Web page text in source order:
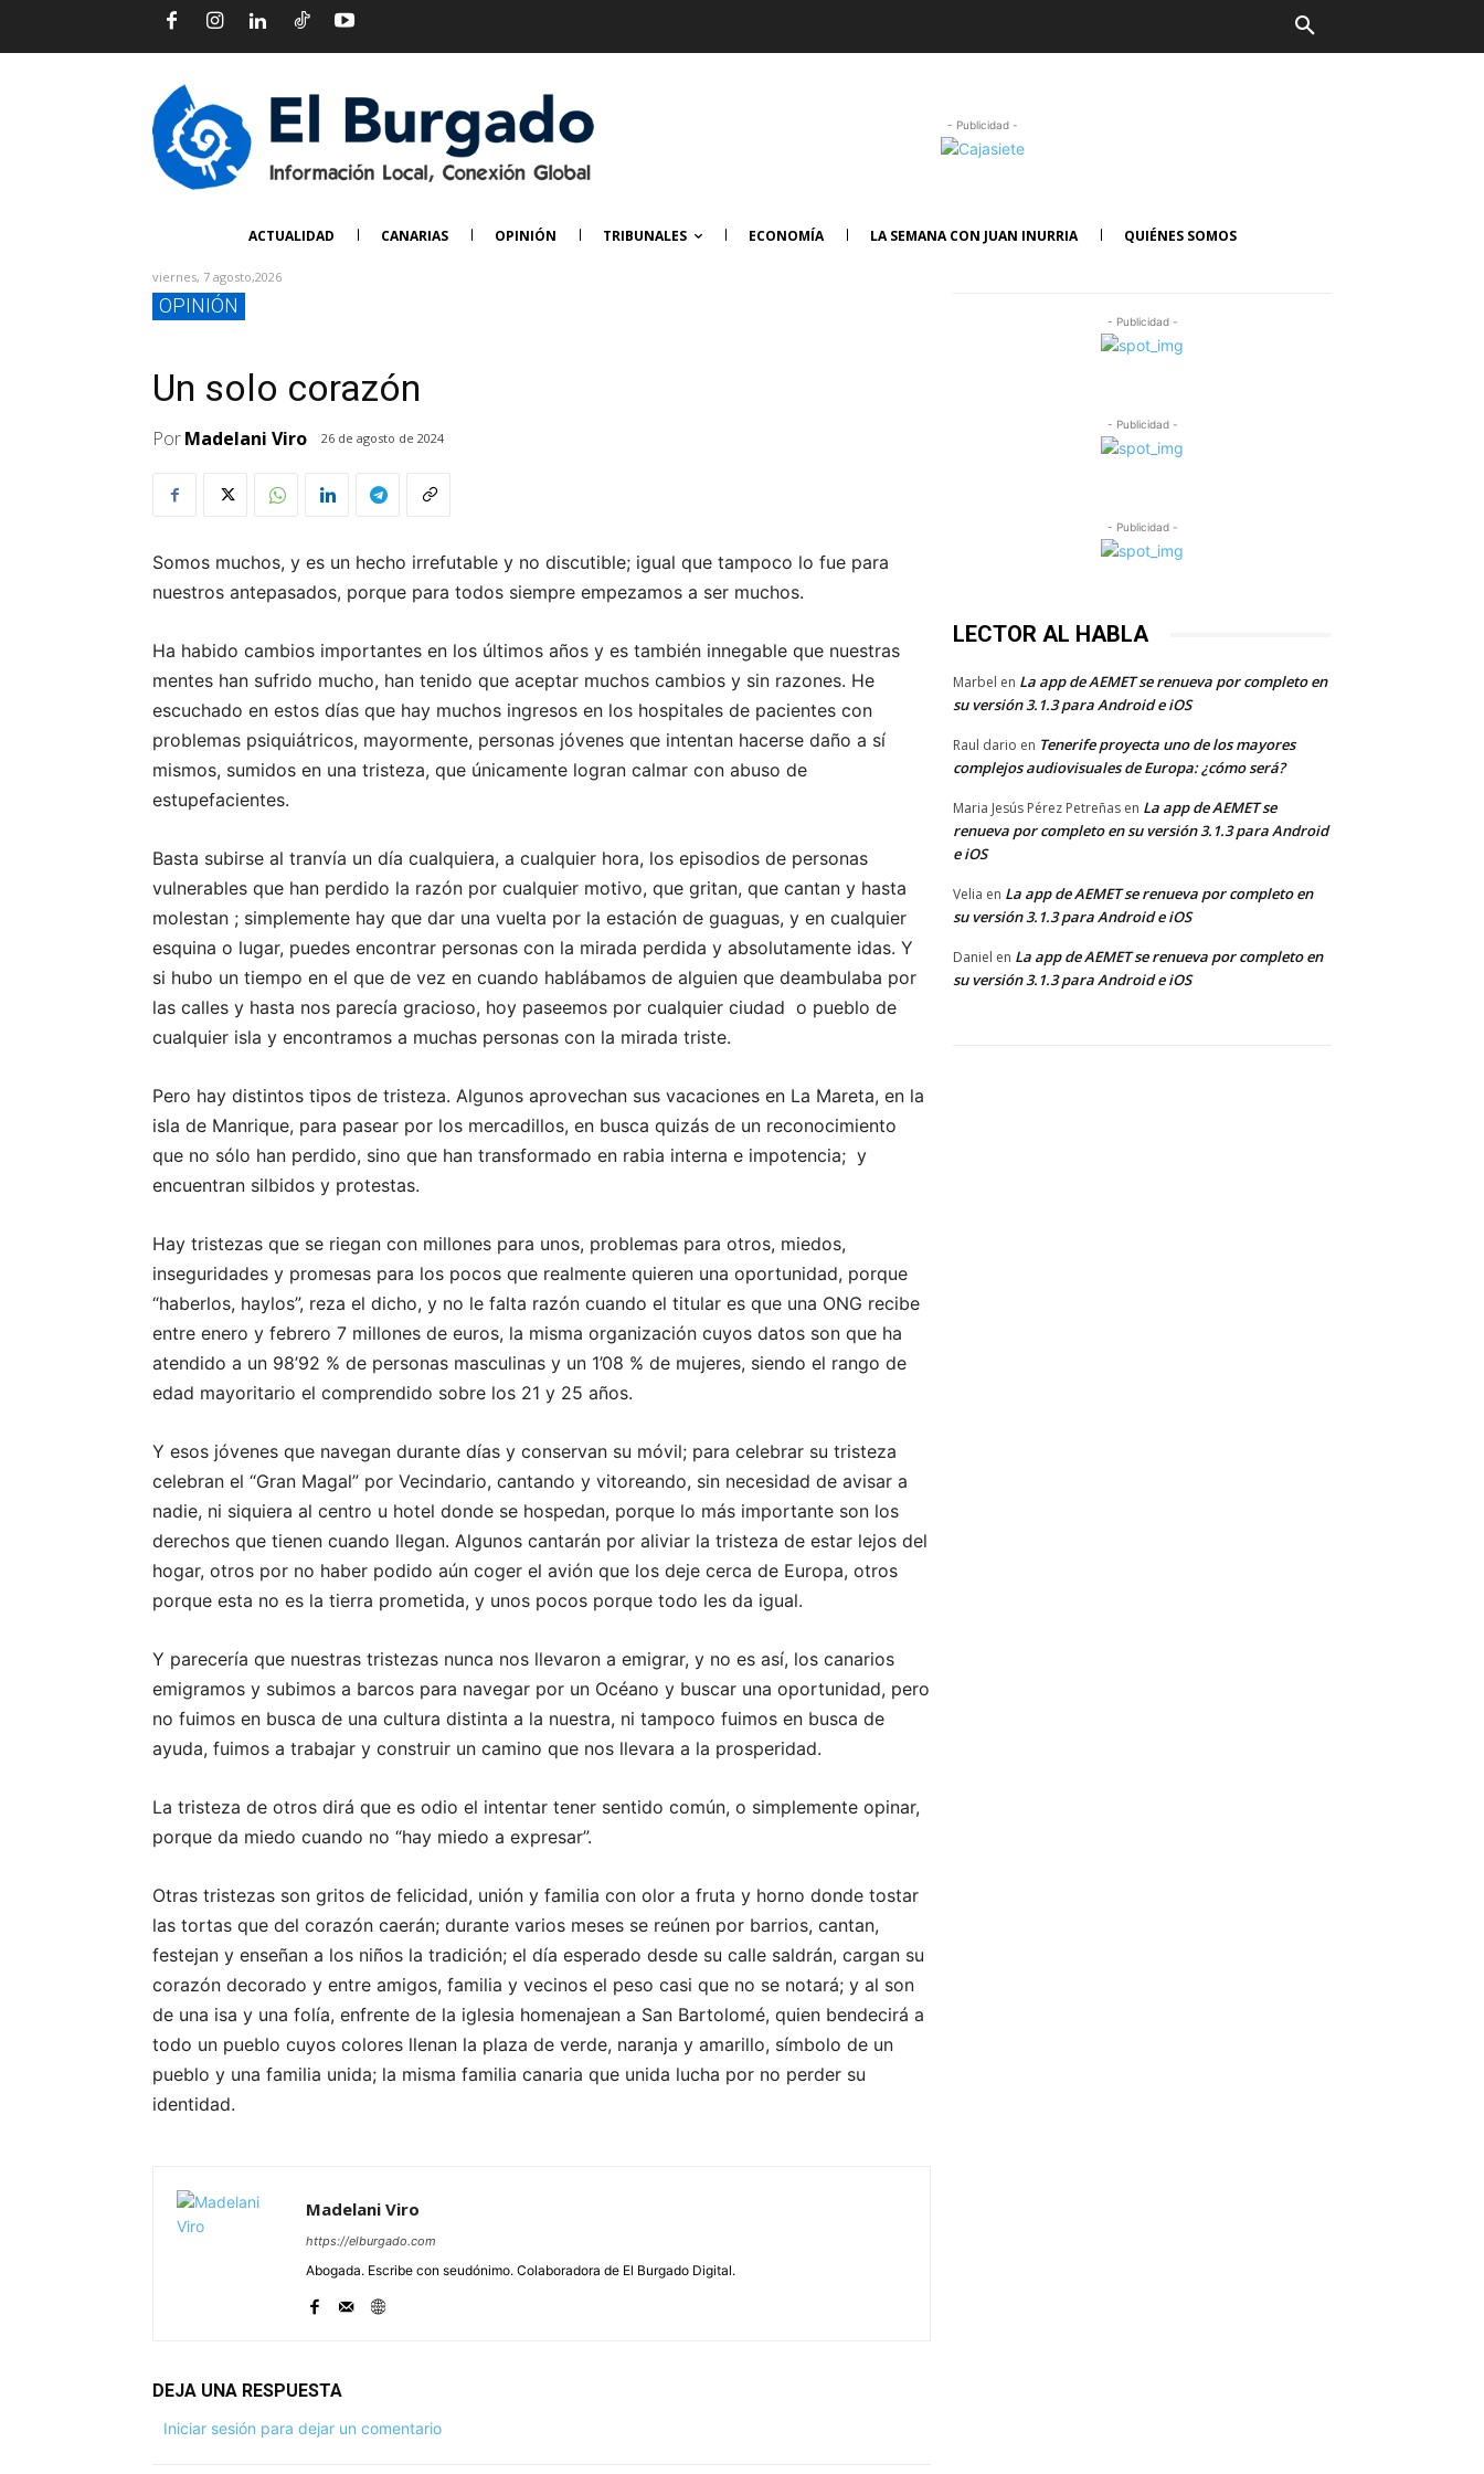
- Publicidad -
ACTUALIDAD CANARIAS OPINIÓN TRIBUNALES ECONOMÍA LA SEMANA CON JUAN INURRIA QUIÉNES SOMOS
viernes, 7 agosto,2026
OPINIÓN
Un solo corazón
PorMadelani Viro 26 de agosto de 2024
Somos muchos, y es un hecho irrefutable y no discutible; igual que tampoco lo fue para
nuestros antepasados, porque para todos siempre empezamos a ser muchos.
Ha habido cambios importantes en los últimos años y es también innegable que nuestras
mentes han sufrido mucho, han tenido que aceptar muchos cambios y sin razones. He
escuchado en estos días que hay muchos ingresos en los hospitales de pacientes con
problemas psiquiátricos, mayormente, personas jóvenes que intentan hacerse daño a sí
mismos, sumidos en una tristeza, que únicamente logran calmar con abuso de
estupefacientes.
Basta subirse al tranvía un día cualquiera, a cualquier hora, los episodios de personas
vulnerables que han perdido la razón por cualquier motivo, que gritan, que cantan y hasta
molestan ; simplemente hay que dar una vuelta por la estación de guaguas, y en cualquier
esquina o lugar, puedes encontrar personas con la mirada perdida y absolutamente idas. Y
si hubo un tiempo en el que de vez en cuando hablábamos de alguien que deambulaba por
las calles y hasta nos parecía gracioso, hoy paseemos por cualquier ciudad o pueblo de
cualquier isla y encontramos a muchas personas con la mirada triste.
Pero hay distintos tipos de tristeza. Algunos aprovechan sus vacaciones en La Mareta, en la
isla de Manrique, para pasear por los mercadillos, en busca quizás de un reconocimiento
que no sólo han perdido, sino que han transformado en rabia interna e impotencia; y
encuentran silbidos y protestas.
Hay tristezas que se riegan con millones para unos, problemas para otros, miedos,
inseguridades y promesas para los pocos que realmente quieren una oportunidad, porque
“haberlos, haylos”, reza el dicho, y no le falta razón cuando el titular es que una ONG recibe
entre enero y febrero 7 millones de euros, la misma organización cuyos datos son que ha
atendido a un 98’92 % de personas masculinas y un 1’08 % de mujeres, siendo el rango de
edad mayoritario el comprendido sobre los 21 y 25 años.
Y esos jóvenes que navegan durante días y conservan su móvil; para celebrar su tristeza
celebran el “Gran Magal” por Vecindario, cantando y vitoreando, sin necesidad de avisar a
nadie, ni siquiera al centro u hotel donde se hospedan, porque lo más importante son los
derechos que tienen cuando llegan. Algunos cantarán por aliviar la tristeza de estar lejos del
hogar, otros por no haber podido aún coger el avión que los deje cerca de Europa, otros
porque esta no es la tierra prometida, y unos pocos porque todo les da igual.
Y parecería que nuestras tristezas nunca nos llevaron a emigrar, y no es así, los canarios
emigramos y subimos a barcos para navegar por un Océano y buscar una oportunidad, pero
no fuimos en busca de una cultura distinta a la nuestra, ni tampoco fuimos en busca de
ayuda, fuimos a trabajar y construir un camino que nos llevara a la prosperidad.
La tristeza de otros dirá que es odio el intentar tener sentido común, o simplemente opinar,
porque da miedo cuando no “hay miedo a expresar”.
Otras tristezas son gritos de felicidad, unión y familia con olor a fruta y horno donde tostar
las tortas que del corazón caerán; durante varios meses se reúnen por barrios, cantan,
festejan y enseñan a los niños la tradición; el día esperado desde su calle saldrán, cargan su
corazón decorado y entre amigos, familia y vecinos el peso casi que no se notará; y al son
de una isa y una folía, enfrente de la iglesia homenajean a San Bartolomé, quien bendecirá a
todo un pueblo cuyos colores llenan la plaza de verde, naranja y amarillo, símbolo de un
pueblo y una familia unida; la misma familia canaria que unida lucha por no perder su
identidad.
Madelani Viro
https://elburgado.com
Abogada. Escribe con seudónimo. Colaboradora de El Burgado Digital.
DEJA UNA RESPUESTA
Iniciar sesión para dejar un comentario
- Publicidad -
- Publicidad -
- Publicidad -
LECTOR AL HABLA
Marbel en La app de AEMET se renueva por completo en
su versión 3.1.3 para Android e iOS
Raul dario en Tenerife proyecta uno de los mayores
complejos audiovisuales de Europa: ¿cómo será?
Maria Jesús Pérez Petreñas en La app de AEMET se
renueva por completo en su versión 3.1.3 para Android
e iOS
Velia en La app de AEMET se renueva por completo en
su versión 3.1.3 para Android e iOS
Daniel en La app de AEMET se renueva por completo en
su versión 3.1.3 para Android e iOS